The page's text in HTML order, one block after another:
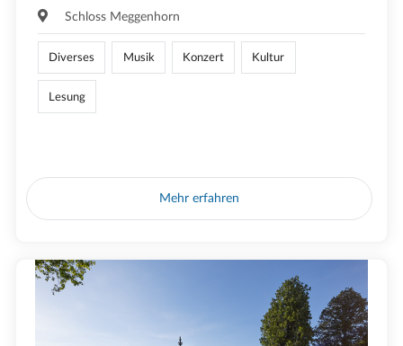
Schloss Meggenhorn
Diverses Musik Konzert Kultur
Lesung
Mehr erfahren